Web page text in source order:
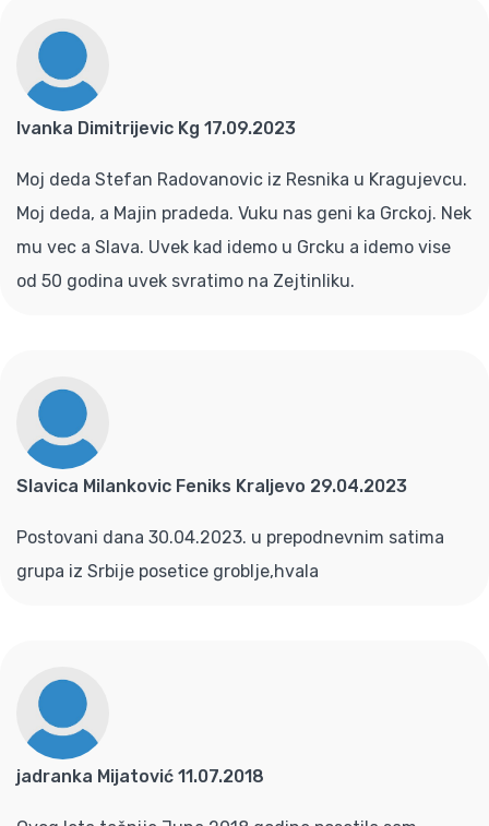
Ivanka Dimitrijevic Kg 17.09.2023
Moj deda Stefan Radovanovic iz Resnika u Kragujevcu.
Moj deda, a Majin pradeda. Vuku nas geni ka Grckoj. Nek
mu vec a Slava. Uvek kad idemo u Grcku a idemo vise
od 50 godina uvek svratimo na Zejtinliku.
Slavica Milankovic Feniks Kraljevo 29.04.2023
Postovani dana 30.04.2023. u prepodnevnim satima
grupa iz Srbije posetice groblje,hvala
jadranka Mijatović 11.07.2018